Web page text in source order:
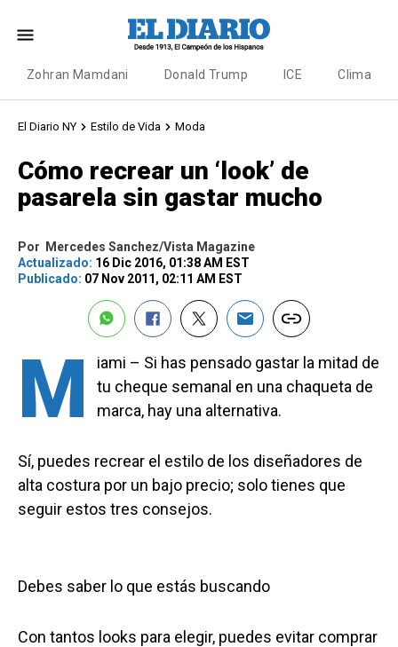
Zohran Mamdani Donald Trump ICE Clima
El Diario NY Estilo de Vida Moda
Cómo recrear un ‘look’ de
pasarela sin gastar mucho
Por
Mercedes Sanchez/Vista Magazine
Actualizado: 16 Dic 2016, 01:38 AM EST
Publicado: 07 Nov 2011, 02:11 AM EST
M
iami – Si has pensado gastar la mitad de
tu cheque semanal en una chaqueta de
marca, hay una alternativa.
Sí, puedes recrear el estilo de los diseñadores de
alta costura por un bajo precio; solo tienes que
seguir estos tres consejos.
Debes saber lo que estás buscando
Con tantos looks para elegir, puedes evitar comprar